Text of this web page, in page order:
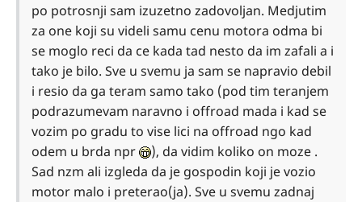
po potrosnji sam izuzetno zadovoljan. Medjutim
za one koji su videli samu cenu motora odma bi
se moglo reci da ce kada tad nesto da im zafali a i
tako je bilo. Sve u svemu ja sam se napravio debil
i resio da ga teram samo tako (pod tim teranjem
podrazumevam naravno i offroad mada i kad se
vozim po gradu to vise lici na offroad ngo kad
odem u brda npr
), da vidim koliko on moze .
Sad nzm ali izgleda da je gospodin koji je vozio
motor malo i preterao(ja). Sve u svemu zadnaj